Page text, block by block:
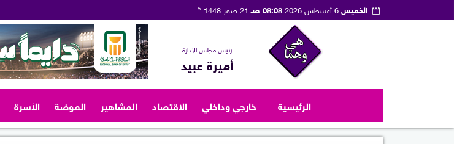
الخميس6 أغسطس 2026 08:08 صـ 21 صفر 1448 هـ
رئيس مجلس الإدارة
أميرة عبيد
الرئيسية خارجي وداخلي الاقتصاد المشاهير الموضة الأسرة